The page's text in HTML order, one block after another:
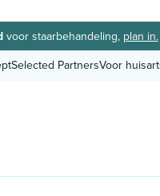
voor staarbehandeling, plan in.
Selected PartnersVoor